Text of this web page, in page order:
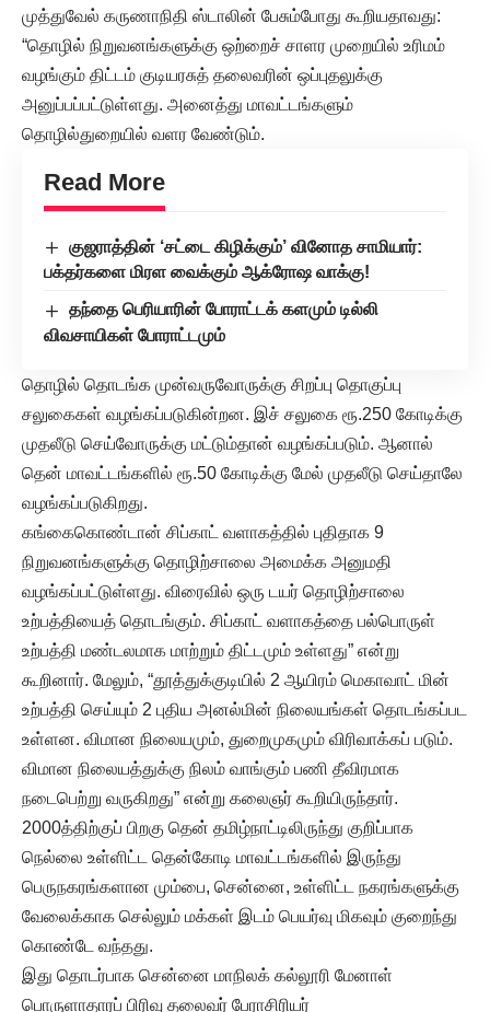
முத்துவேல் கருணாநிதி ஸ்டாலின் பேசும்போது கூறியதாவது:
“தொழில் நிறுவனங்களுக்கு ஒற்றைச் சாளர முறையில் உரிமம்
வழங்கும் திட்டம் குடியரசுத் தலைவரின் ஒப்புதலுக்கு
அனுப்பப்பட்டுள்ளது. அனைத்து மாவட்டங்களும்
தொழில்துறையில் வளர வேண்டும்.
Read More
குஜராத்தின் ‘சட்டை கிழிக்கும்’ வினோத சாமியார்:
பக்தர்களை மிரள வைக்கும் ஆக்ரோஷ வாக்கு!
தந்தை பெரியாரின் போராட்டக் களமும் டில்லி
விவசாயிகள் போராட்டமும்
தொழில் தொடங்க முன்வருவோருக்கு சிறப்பு தொகுப்பு
சலுகைகள் வழங்கப்படுகின்றன. இச் சலுகை ரூ.250 கோடிக்கு
முதலீடு செய்வோருக்கு மட்டும்தான் வழங்கப்படும். ஆனால்
தென் மாவட்டங்களில் ரூ.50 கோடிக்கு மேல் முதலீடு செய்தாலே
வழங்கப்படுகிறது.
கங்கைகொண்டான் சிப்காட் வளாகத்தில் புதிதாக 9
நிறுவனங்களுக்கு தொழிற்சாலை அமைக்க அனுமதி
வழங்கப்பட்டுள்ளது. விரைவில் ஒரு டயர் தொழிற்சாலை
உற்பத்தியைத் தொடங்கும். சிப்காட் வளாகத்தை பல்பொருள்
உற்பத்தி மண்டலமாக மாற்றும் திட்டமும் உள்ளது” என்று
கூறினார். மேலும், “தூத்துக்குடியில் 2 ஆயிரம் மெகாவாட் மின்
உற்பத்தி செய்யும் 2 புதிய அனல்மின் நிலையங்கள் தொடங்கப்பட
உள்ளன. விமான நிலையமும், துறைமுகமும் விரிவாக்கப் படும்.
விமான நிலையத்துக்கு நிலம் வாங்கும் பணி தீவிரமாக
நடைபெற்று வருகிறது” என்று கலைஞர் கூறியிருந்தார்.
2000த்திற்குப் பிறகு தென் தமிழ்நாட்டிலிருந்து குறிப்பாக
நெல்லை உள்ளிட்ட தென்கோடி மாவட்டங்களில் இருந்து
பெருநகரங்களான மும்பை, சென்னை, உள்ளிட்ட நகரங்களுக்கு
வேலைக்காக செல்லும் மக்கள் இடம் பெயர்வு மிகவும் குறைந்து
கொண்டே வந்தது.
இது தொடர்பாக சென்னை மாநிலக் கல்லூரி மேனாள்
பொருளாதாரப் பிரிவு தலைவர் பேராசிரியர்